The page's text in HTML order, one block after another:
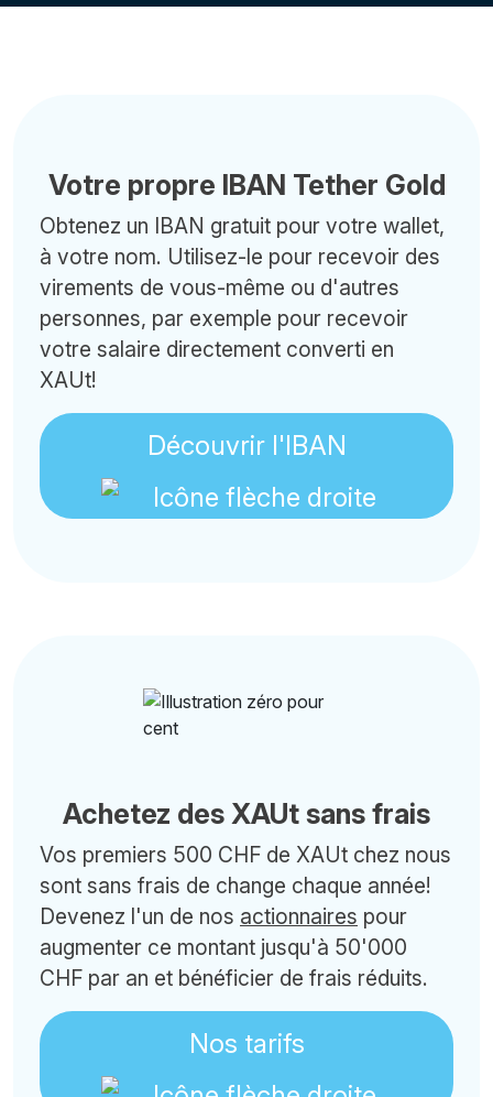
Votre propre IBAN Tether Gold
Obtenez un IBAN gratuit pour votre wallet,
à votre nom. Utilisez-le pour recevoir des
virements de vous-même ou d'autres
personnes, par exemple pour recevoir
votre salaire directement converti en
XAUt!
Découvrir l'IBAN
Achetez des XAUt sans frais
Vos premiers 500 CHF de XAUt chez nous
sont sans frais de change chaque année!
Devenez l'un de nos actionnaires pour
augmenter ce montant jusqu'à 50'000
CHF par an et bénéficier de frais réduits.
Nos tarifs